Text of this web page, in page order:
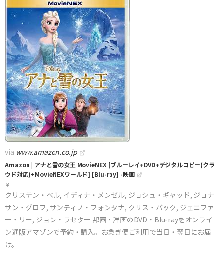
via www.amazon.co.jp
Amazon | アナと雪の女王 MovieNEX [ブルーレイ+DVD+デジタルコピー(クラ
ウド対応)+MovieNEXワールド] [Blu-ray] -映画
￥
クリステン・ベル, イディナ・メンゼル, ジョシュ・ギャッド, ジョナ
サン・グロフ, サンティノ・フォンタナ, クリス・バック, ジェニファ
ー・リー, ジョン・ラセター 邦画・洋画のDVD・Blu-rayをオンライ
ン通販アマゾンで予約・購入。お急ぎ便ご利用で当日・翌日にお届
け。